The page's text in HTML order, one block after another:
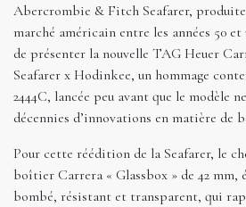
Abercrombie & Fitch Seafarer,
marché américain entre les années 50 et
de présenter la nouvelle TAG Heuer
Seafarer x Hodinkee, un hommage
2444C, lancée peu avant que le modèle
décennies d’innovations en matière de
Pour cette réédition de la Seafarer, le
boîtier Carrera « Glassbox » de 42 mm,
bombé, résistant et transparent, qui